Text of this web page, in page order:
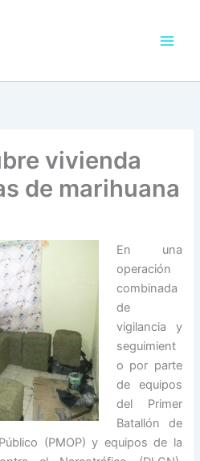
vivienda
de marihuana
En una
operación
combinada
de
vigilancia y
seguimient
o por parte
de equipos
del Primer
Batallón de
(PMOP) y equipos de la